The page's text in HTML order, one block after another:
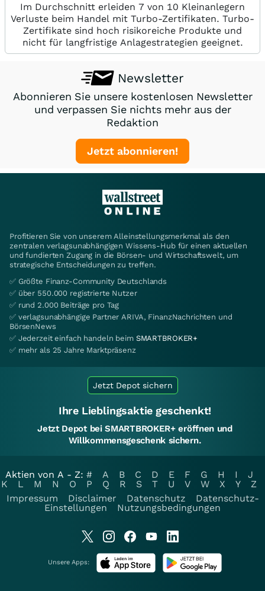
Im Durchschnitt erleiden 7 von 10 Kleinanlegern
Verluste beim Handel mit Turbo-Zertifikaten. Turbo-
Zertifikate sind hoch risikoreiche Produkte und
nicht für langfristige Anlagestrategien geeignet.
Newsletter
Abonnieren Sie unsere kostenlosen Newsletter
und verpassen Sie nichts mehr aus der
Redaktion
Jetzt abonnieren!
Profitieren Sie von unserem Alleinstellungsmerkmal als den
zentralen verlagsunabhängigen Wissens-Hub für einen aktuellen
und fundierten Zugang in die Börsen- und Wirtschaftswelt, um
strategische Entscheidungen zu treffen.
✅ Größte Finanz-Community Deutschlands
✅ über 550.000 registrierte Nutzer
✅ rund 2.000 Beiträge pro Tag
✅ verlagsunabhängige Partner ARIVA, FinanzNachrichten und
BörsenNews
✅ Jederzeit einfach handeln beim SMARTBROKER+
✅ mehr als 25 Jahre Marktpräsenz
Jetzt Depot sichern
Ihre Lieblingsaktie geschenkt!
Jetzt Depot bei SMARTBROKER+ eröffnen und
Willkommensgeschenk sichern.
Aktien von A - Z: # A B C D E F G H I
J
K
L M N O P Q R S T U V W X Y
Z
Impressum
Disclaimer Datenschutz
Datenschutz-
Einstellungen
Nutzungsbedingungen
Unsere Apps: